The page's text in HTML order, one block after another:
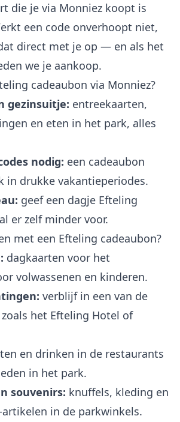
die je via Monniez koopt is
een code onverhoopt niet,
direct met je op — en als het
we je aankoop.
cadeaubon via Monniez?
gezinsuitje: entreekaarten,
en eten in het park, alles
nodig: een cadeaubon
in drukke vakantieperiodes.
geef een dagje Efteling
er zelf minder voor.
met een Efteling cadeaubon?
dagkaarten voor het
volwassenen en kinderen.
verblijf in een van de
het Efteling Hotel of
en drinken in de restaurants
in het park.
souvenirs: knuffels, kleding en
in de parkwinkels.